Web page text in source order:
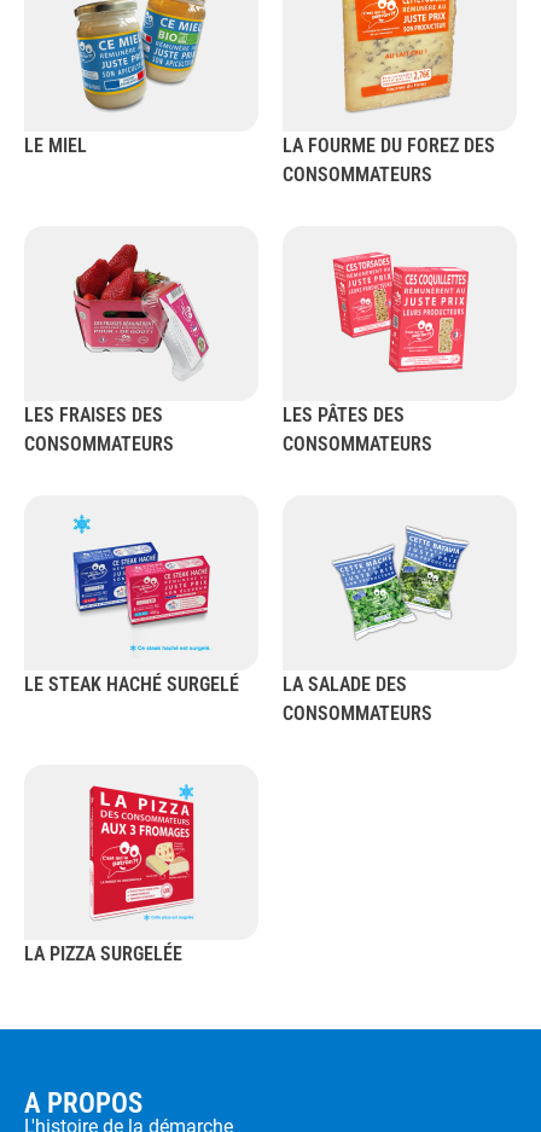
LE MIEL
LA FOURME DU FOREZ DES
CONSOMMATEURS
LES FRAISES DES
CONSOMMATEURS
LES PÂTES DES
CONSOMMATEURS
LE STEAK HACHÉ SURGELÉ
LA SALADE DES
CONSOMMATEURS
LA PIZZA SURGELÉE
A PROPOS
L'histoire de la démarche